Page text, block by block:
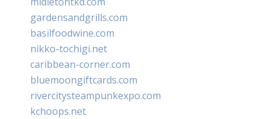
gardensandgrills.com
basilfoodwine.com
nikko-tochigi.net
caribbean-corner.com
bluemoongiftcards.com
rivercitysteampunkexpo.com
kchoops.net